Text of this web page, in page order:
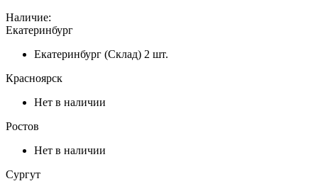
Наличие:
Екатеринбург
Екатеринбург (Склад) 2 шт.
Красноярск
Нет в наличии
Ростов
Нет в наличии
Сургут